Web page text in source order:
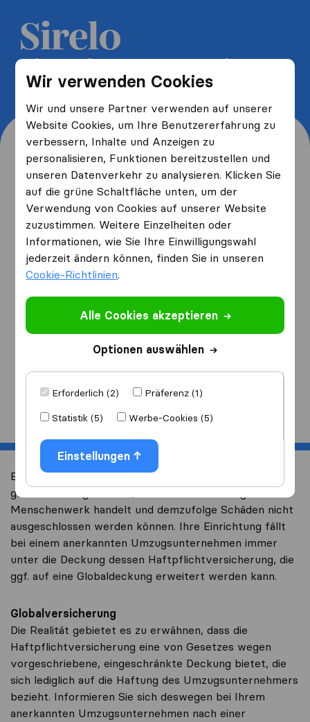
Wir verwenden Cookies
Wir und unsere Partner verwenden auf unserer
Website Cookies, um Ihre Benutzererfahrung zu
verbessern, Inhalte und Anzeigen zu
personalisieren, Funktionen bereitzustellen und
unseren Datenverkehr zu analysieren. Klicken Sie
auf die grüne Schaltfläche unten, um der
Verwendung von Cookies auf unserer Website
zuzustimmen. Weitere Einzelheiten oder
Informationen, wie Sie Ihre Einwilligungswahl
jederzeit ändern können, finden Sie in unseren
Cookie-Richtlinien.
Alle Cookies akzeptieren
Optionen auswählen
Erforderlich (2)
Präferenz (1)
Statistik (5)
Werbe-Cookies (5)
Einstellungen
5 kostenlose Umzugsangebote
erhalten und bis zu 40% sparen
Wo wohnen Sie jetzt und
wo ziehen Sie hin?
Ich ziehevon
Ich ziehenach
Start
Eine Schadenversicherung kann bei einem Umzug von
großer Wichtigkeit sein, da es sich bei Umzügen um
Menschenwerk handelt und demzufolge Schäden nicht
ausgeschlossen werden können. Ihre Einrichtung fällt
bei einem anerkannten Umzugsunternehmen immer
unter die Deckung dessen Haftpflichtversicherung, die
ggf. auf eine Globaldeckung erweitert werden kann.
Globalversicherung
Die Realität gebietet es zu erwähnen, dass die
Haftpflichtversicherung eine von Gesetzes wegen
vorgeschriebene, eingeschränkte Deckung bietet, die
sich lediglich auf die Haftung des Umzugsunternehmers
bezieht. Informieren Sie sich deswegen bei Ihrem
anerkannten Umzugsunternehmen nach einer